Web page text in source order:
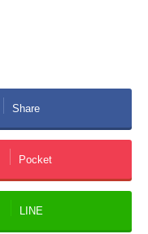
Share
Pocket
LINE